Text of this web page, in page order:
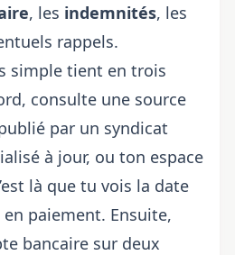
, les indemnités, les
rappels.
simple tient en trois
consulte une source
par un syndicat
à jour, ou ton espace
là que tu vois la date
paiement. Ensuite,
bancaire sur deux